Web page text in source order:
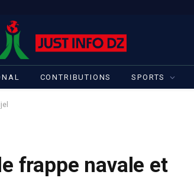
CONTRIBUTIONS SPORTS
frappe navale et